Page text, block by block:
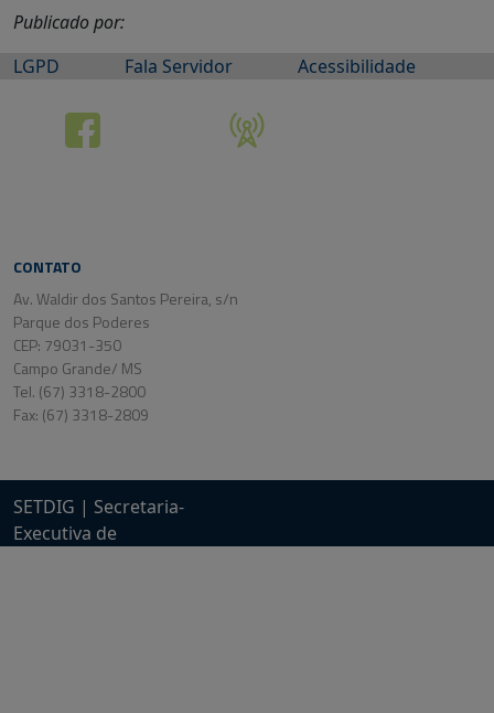
Publicado por:
LGPD
Fala Servidor Acessibilidade
CONTATO
Av. Waldir dos Santos Pereira, s/n
Parque dos Poderes
CEP: 79031-350
Campo Grande/ MS
Tel. (67) 3318-2800
Fax: (67) 3318-2809
SETDIG | Secretaria-
Executiva de